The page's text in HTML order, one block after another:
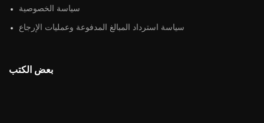
سياسة الخصوصية
سياسة استرداد المبالغ المدفوعة وعمليات الإرجاع
بعض الكتب